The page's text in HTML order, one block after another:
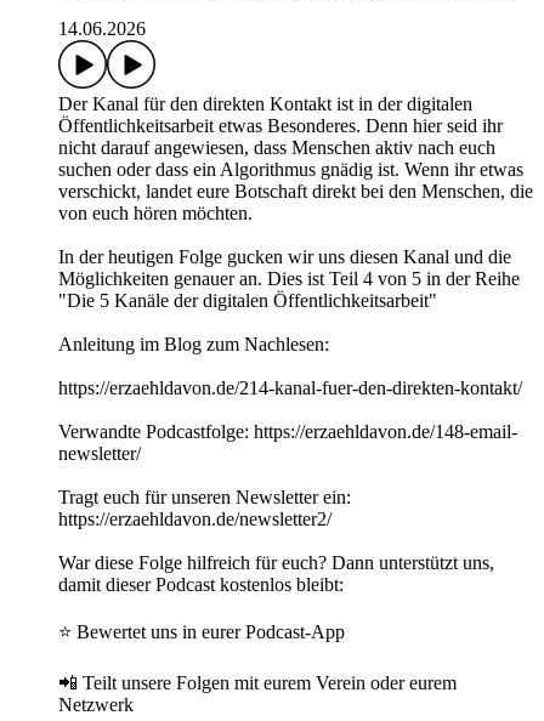
14.06.2026
Der Kanal für den direkten Kontakt ist in der digitalen
Öffentlichkeitsarbeit etwas Besonderes. Denn hier seid ihr
nicht darauf angewiesen, dass Menschen aktiv nach euch
suchen oder dass ein Algorithmus gnädig ist. Wenn ihr etwas
verschickt, landet eure Botschaft direkt bei den Menschen, die
von euch hören möchten.
In der heutigen Folge gucken wir uns diesen Kanal und die
Möglichkeiten genauer an. Dies ist Teil 4 von 5 in der Reihe
"Die 5 Kanäle der digitalen Öffentlichkeitsarbeit"
Anleitung im Blog zum Nachlesen:
https://erzaehldavon.de/214-kanal-fuer-den-direkten-kontakt/
Verwandte Podcastfolge: https://erzaehldavon.de/148-email-
newsletter/
Tragt euch für unseren Newsletter ein:
https://erzaehldavon.de/newsletter2/
War diese Folge hilfreich für euch? Dann unterstützt uns,
damit dieser Podcast kostenlos bleibt:
⭐ Bewertet uns in eurer Podcast-App
📲 Teilt unsere Folgen mit eurem Verein oder eurem
Netzwerk